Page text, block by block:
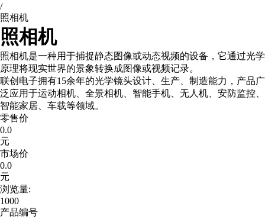
/
照相机
照相机
照相机是一种用于捕捉静态图像或动态视频的设备，它通过光学
原理将现实世界的景象转换成图像或视频记录。
联创电子拥有15余年的光学镜头设计、生产、制造能力，产品广
泛应用于运动相机、全景相机、智能手机、无人机、安防监控、
智能家居、车载等领域。
零售价
0.0
元
市场价
0.0
元
浏览量:
1000
产品编号